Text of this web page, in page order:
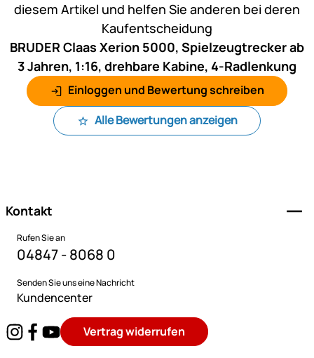
diesem Artikel und helfen Sie anderen bei deren
Kaufentscheidung
BRUDER Claas Xerion 5000, Spielzeugtrecker ab
3 Jahren, 1:16, drehbare Kabine, 4-Radlenkung
Einloggen und Bewertung schreiben
Alle Bewertungen anzeigen
Kontakt
Rufen Sie an
04847 - 8068 0
Senden Sie uns eine Nachricht
Kundencenter
Vertrag widerrufen